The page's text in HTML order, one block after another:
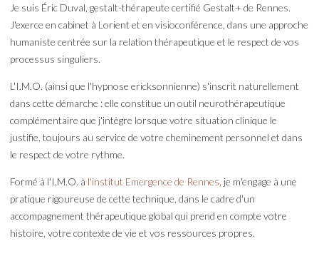
Je suis Éric Duval, gestalt-thérapeute certifié Gestalt+ de Rennes.
J'exerce en cabinet à Lorient et en visioconférence, dans une approche
humaniste centrée sur la relation thérapeutique et le respect de vos
processus singuliers.
L'I.M.O. (ainsi que l'hypnose ericksonnienne) s'inscrit naturellement
dans cette démarche : elle constitue un outil neurothérapeutique
complémentaire que j'intègre lorsque votre situation clinique le
justifie, toujours au service de votre cheminement personnel et dans
le respect de votre rythme.
Formé à l'I.M.O. à l'institut Emergence de Rennes , je m'engage à une
pratique rigoureuse de cette technique, dans le cadre d'un
accompagnement thérapeutique global qui prend en compte votre
histoire, votre contexte de vie et vos ressources propres.